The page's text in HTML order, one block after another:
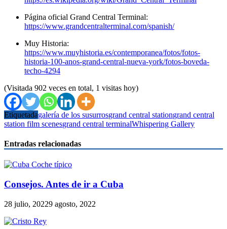
Página oficial Grand Central Terminal:
https://www.grandcentralterminal.com/spanish/
Muy Historia:
https://www.muyhistoria.es/contemporanea/fotos/fotos-
historia-100-anos-grand-central-nueva-york/fotos-boveda-
techo-4294
(Visitada 902 veces en total, 1 visitas hoy)
Etiquetadagalería de los susurrosgrand central stationgrand central
station film scenesgrand central terminalWhispering Gallery
Entradas relacionadas
Consejos. Antes de ir a Cuba
28 julio, 20229 agosto, 2022